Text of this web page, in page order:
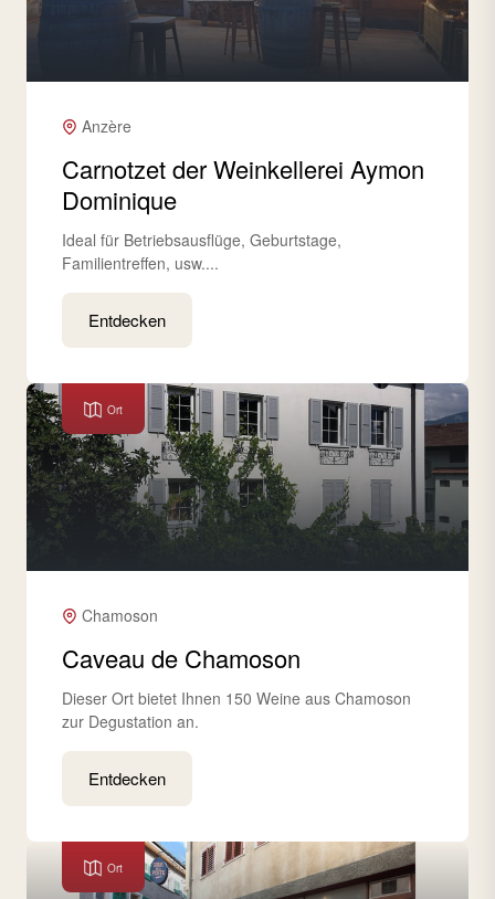
Anzère
Carnotzet der Weinkellerei Aymon
Dominique
Ideal für Betriebsausflüge, Geburtstage,
Familientreffen, usw....
Entdecken
Ort
Chamoson
Caveau de Chamoson
Dieser Ort bietet Ihnen 150 Weine aus Chamoson
zur Degustation an.
Entdecken
Ort